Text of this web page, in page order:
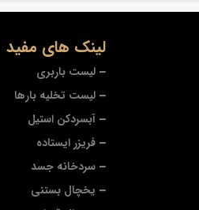
لینک های مفید
لیست باربری
لیست تخلیه بارها
آبسردکن استیل
فریزر ایستاده
سردخانه جسد
یخچال بستنی